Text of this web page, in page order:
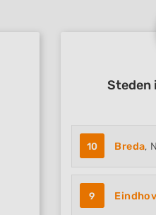
Steden
10 Breda,
9